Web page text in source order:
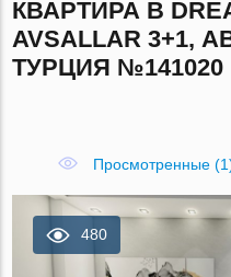
КВАРТИРА В
AVSALLAR 3+1,
ТУРЦИЯ №141020
Просмотренные
480